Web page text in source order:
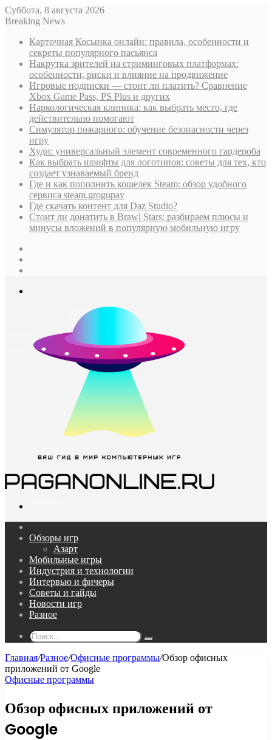
Суббота, 8 августа 2026
Breaking News
Карточная Косынка онлайн: правила, особенности и
секреты популярного пасьянса
Накрутка зрителей на стриминговых платформах:
особенности, риски и влияние на продвижение
Игровые подписки — стоит ли платить? Сравнение
Xbox Game Pass, PS Plus и других
Наркологическая клиника: как выбрать место, где
действительно помогают
Симулятор пожарного: обучение безопасности через
игру
Худи: универсальный элемент современного гардероба
Как выбрать шрифты для логотипов: советы для тех, кто
создает узнаваемый бренд
Где и как пополнить кошелек Steam: обзор удобного
сервиса steam.grogupay
Где скачать контент для Daz Studio?
Стоит ли донатить в Brawl Stars: разбираем плюсы и
минусы вложений в популярную мобильную игру
Обзоры игр
Азарт
Мобильные игры
Индустрия и технологии
Интервью и фичеры
Советы и гайды
Новости игр
Разное
Поиск...
Главная/Разное/Офисные программы/Обзор офисных
приложений от Google
Офисные программы
Обзор офисных приложений от
Google